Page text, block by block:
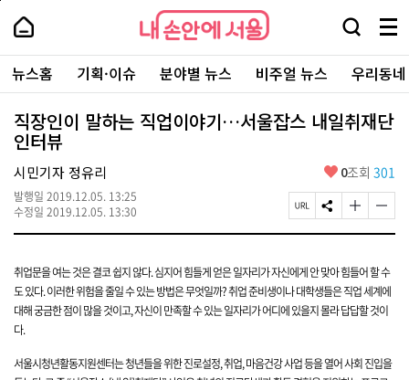
본
로
가
내
손
안
에
서
울
-
서
울
시
대
표
소
통
포
내
손
에
울
검
창
열
기
메
뉴
전
체
보
기
주
요
서
뉴스홈 기획·이슈 분야별 뉴스 비주얼 뉴스 우리동
직장인이 말하는 직업이야기…서울잡스 내일취재단
인터뷰
시민기자 정유리
발행일 2019.12.05. 13:25
수정일 2019.12.05. 13:30
좋
요
0조회 301
페
이
R
L
복
사
S
N
유
하
기
글
자
크
게
변
경
글
자
작
게
변
경
취업문을 여는 것은 결코 쉽지 않다. 심지어 힘들게 얻은 일자리가 자신에게 안맞아 힘들어 할 수
도 있다. 이러한 위험을 줄일수 있는 방법은 무엇일까? 취업 준비생이나 대학생들은 직업 세계에
대해 궁금한 점이많을 것이고, 자신이 만족할 수 있는 일자리가 어디에 있을지 몰라 답답할 것이
다.
서울시청년활동지원센터는 청년들을 위한 진로설정, 취업, 마음건강 사업 등을 열어 사회 진입을
페
상
단
로